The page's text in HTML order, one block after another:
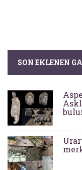
SON EKLENEN